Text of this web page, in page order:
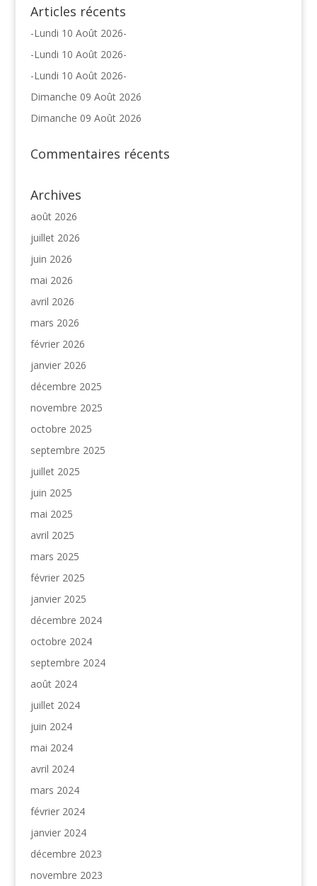
Articles récents
-Lundi 10 Août 2026-
-Lundi 10 Août 2026-
-Lundi 10 Août 2026-
Dimanche 09 Août 2026
Dimanche 09 Août 2026
Commentaires récents
Archives
août 2026
juillet 2026
juin 2026
mai 2026
avril 2026
mars 2026
février 2026
janvier 2026
décembre 2025
novembre 2025
octobre 2025
septembre 2025
juillet 2025
juin 2025
mai 2025
avril 2025
mars 2025
février 2025
janvier 2025
décembre 2024
octobre 2024
septembre 2024
août 2024
juillet 2024
juin 2024
mai 2024
avril 2024
mars 2024
février 2024
janvier 2024
décembre 2023
novembre 2023